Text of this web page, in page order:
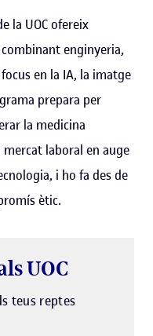
la UOC ofereix
enginyeria,
en la IA, la imatge
prepara per
la medicina
laboral en auge
i ho fa des de
ètic.
UOC
teus reptes